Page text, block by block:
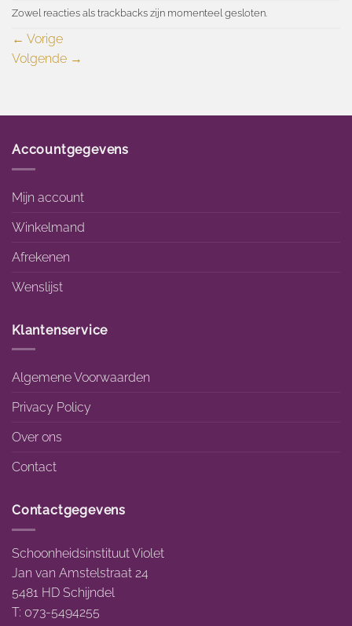
Zowel reacties als trackbacks zijn momenteel gesloten.
← Vorige
Volgende →
Accountgegevens
Mijn account
Winkelmand
Afrekenen
Wenslijst
Klantenservice
Algemene Voorwaarden
Privacy Policy
Over ons
Contact
Contactgegevens
Schoonheidsinstituut Violet
Jan van Amstelstraat 24
5481 HD Schijndel
T: 073-5494255